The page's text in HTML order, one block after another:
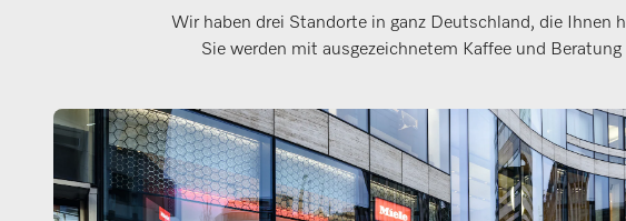
Wir haben drei Standorte in ganz Deutschland, die Ihnen
Sie werden mit ausgezeichnetem Kaffee und